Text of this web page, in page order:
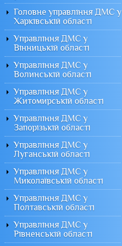
Головне управління ДМС у
Харківській області
Управління ДМС у
Вінницькій області
Управління ДМС у
Волинській області
Управління ДМС у
Житомирській області
Управління ДМС у
Запорізькій області
Управління ДМС у
Луганській області
Управління ДМС у
Миколаївській області
Управління ДМС у
Полтавській області
Управління ДМС у
Рівненській області